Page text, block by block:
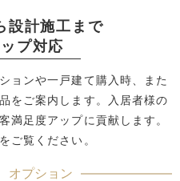
設計施工まで
プ対応
ョンや一戸建て購入時、また
をご案内します。入居者様の
満足度アップに貢献します。
ご覧ください。
プション